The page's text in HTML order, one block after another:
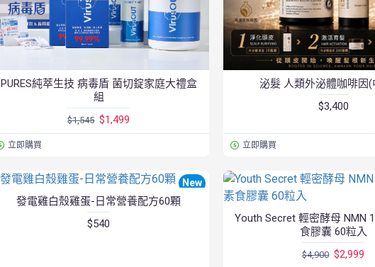
PURES純萃生技 病毒盾 菌切錠家庭大禮盒
組
$1,499
$1,545
立即購買
泌髮 人類外泌體咖啡因(
$3,400
立即購買
New
發電雞白殼雞蛋-日常營養配方60顆
$540
Youth Secret 輕密酵母 NMN
食膠囊 60粒入
$2,999
$4,900